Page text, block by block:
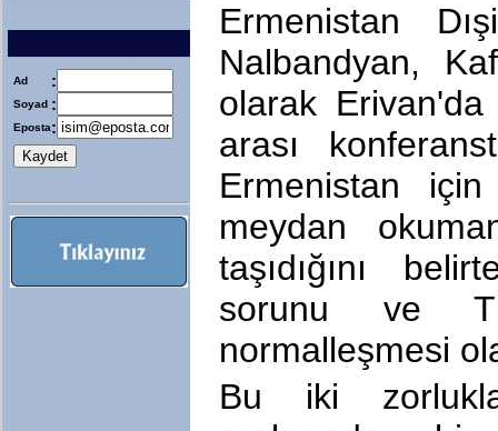
Ad :
Soyad :
Eposta:
Ermenistan
Nalbandyan,
olarak
arası
Ermenistan
meydan
taşıdığını
sorunu ve
normalleşmesi
Bu iki